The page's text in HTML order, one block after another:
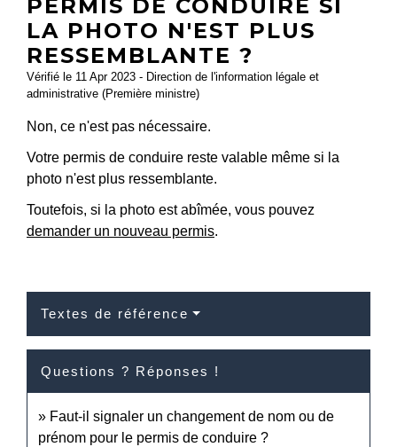
PERMIS DE CONDUIRE SI
LA PHOTO N'EST PLUS
RESSEMBLANTE ?
Vérifié le 11 Apr 2023 - Direction de l'information légale et
administrative (Première ministre)
Non, ce n'est pas nécessaire.
Votre permis de conduire reste valable même si la
photo n'est plus ressemblante.
Toutefois, si la photo est abîmée, vous pouvez
demander un nouveau permis.
Textes de référence
Questions ? Réponses !
Faut-il signaler un changement de nom ou de
prénom pour le permis de conduire ?